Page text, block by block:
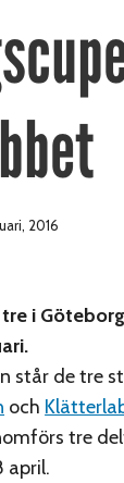
2016
i
står de tre
och
tre
april.